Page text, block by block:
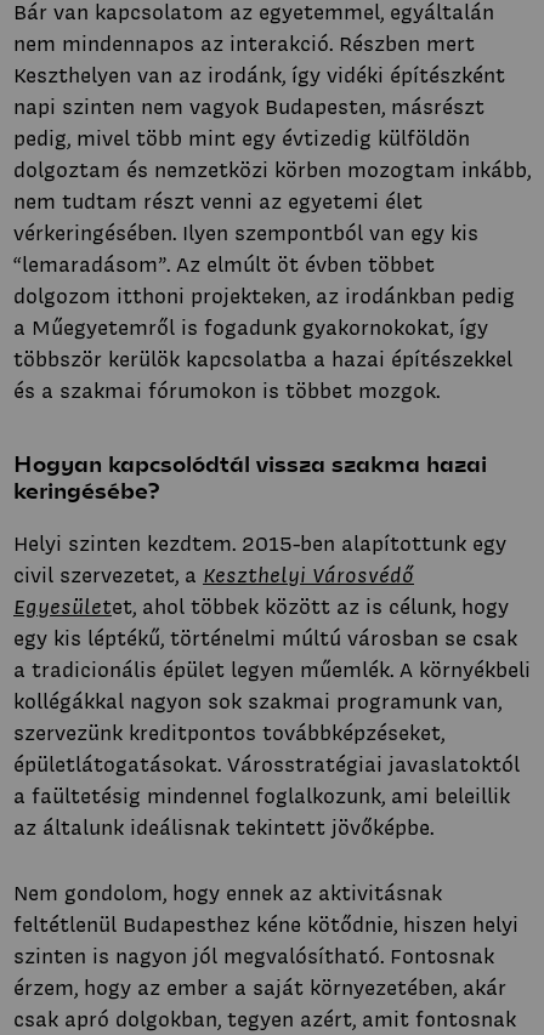
Bár van kapcsolatom az egyetemmel, egyáltalán
nem mindennapos az interakció. Részben mert
Keszthelyen van az irodánk, így vidéki építészként
napi szinten nem vagyok Budapesten, másrészt
pedig, mivel több mint egy évtizedig külföldön
dolgoztam és nemzetközi körben mozogtam inkább,
nem tudtam részt venni az egyetemi élet
vérkeringésében. Ilyen szempontból van egy kis
“lemaradásom”. Az elmúlt öt évben többet
dolgozom itthoni projekteken, az irodánkban pedig
a Műegyetemről is fogadunk gyakornokokat, így
többször kerülök kapcsolatba a hazai építészekkel
és a szakmai fórumokon is többet mozgok.
Hogyan kapcsolódtál vissza szakma hazai
keringésébe?
Helyi szinten kezdtem. 2015-ben alapítottunk egy
civil szervezetet, a Keszthelyi Városvédő
Egyesületet, ahol többek között az is célunk, hogy
egy kis léptékű, történelmi múltú városban se csak
a tradicionális épület legyen műemlék. A környékbeli
kollégákkal nagyon sok szakmai programunk van,
szervezünk kreditpontos továbbképzéseket,
épületlátogatásokat. Városstratégiai javaslatoktól
a faültetésig mindennel foglalkozunk, ami beleillik
az általunk ideálisnak tekintett jövőképbe.
Nem gondolom, hogy ennek az aktivitásnak
feltétlenül Budapesthez kéne kötődnie, hiszen helyi
szinten is nagyon jól megvalósítható. Fontosnak
érzem, hogy az ember a saját környezetében, akár
csak apró dolgokban, tegyen azért, amit fontosnak